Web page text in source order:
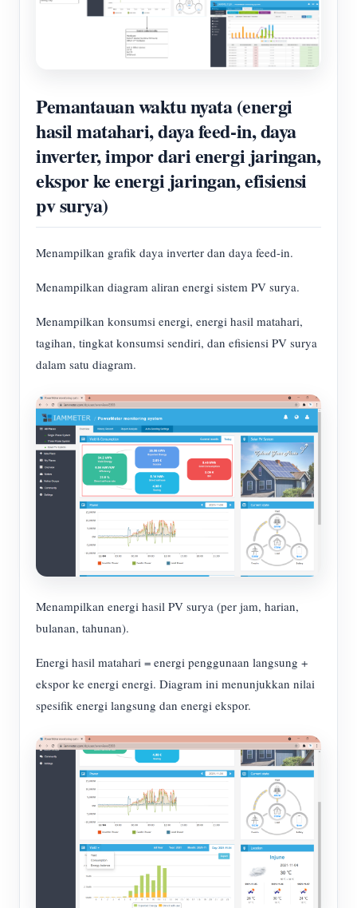
Pemantauan waktu nyata (energi
hasil matahari, daya feed-in, daya
inverter, impor dari energi jaringan,
ekspor ke energi jaringan, efisiensi
pv surya)
Menampilkan grafik daya inverter dan daya feed-in.
Menampilkan diagram aliran energi sistem PV surya.
Menampilkan konsumsi energi, energi hasil matahari,
tagihan, tingkat konsumsi sendiri, dan efisiensi PV surya
dalam satu diagram.
Menampilkan energi hasil PV surya (per jam, harian,
bulanan, tahunan).
Energi hasil matahari = energi penggunaan langsung +
ekspor ke energi energi. Diagram ini menunjukkan nilai
spesifik energi langsung dan energi ekspor.